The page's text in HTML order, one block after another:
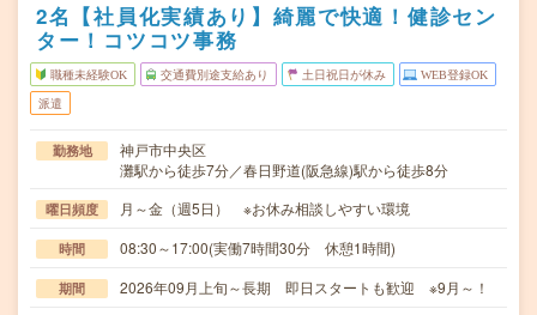
2名【社員化実績あり】綺麗で快適！健診セン
ター！コツコツ事務
職種未経験OK 交通費別途支給あり 土日祝日が休み WEB登録OK
派遣
勤務地
神戸市中央区
灘駅から徒歩7分／春日野道(阪急線)駅から徒歩8分
曜日頻度 月～金（週5日） ※お休み相談しやすい環境
時間 08:30～17:00(実働7時間30分 休憩1時間)
期間 2026年09月上旬～長期 即日スタートも歓迎 ※9月～！